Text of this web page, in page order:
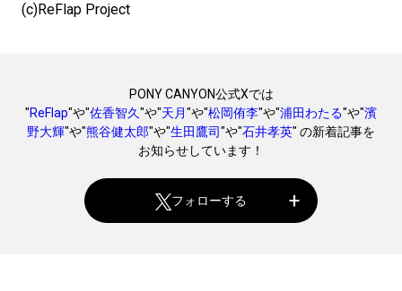
(c)ReFlap Project
PONY CANYON公式Xでは
"ReFlap"や"佐香智久"や"天月"や"松岡侑李"や"浦田わたる"や"濱
野大輝"や"熊谷健太郎"や"生田鷹司"や"石井孝英" の新着記事を
お知らせしています！
フォローする